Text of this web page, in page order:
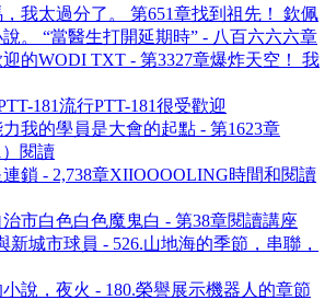
我太過分了。 第651章找到祖先！ 欽佩
。 “當醫生打開延期時” - 八百六六六章
的WODI TXT - 第3327章爆炸天空！ 我
181流行PTT-181很受歡迎
我的學員是大會的起點 - 第1623章
）閱讀
鎖 - 2,738章XIIOOOOLING時間和閱讀
市白色白色魔鬼白 - 第38章閱讀講座
新城市球員 - 526.山地海的季節，串聯，
說，夜火 - 180.榮譽展示機器人的章節